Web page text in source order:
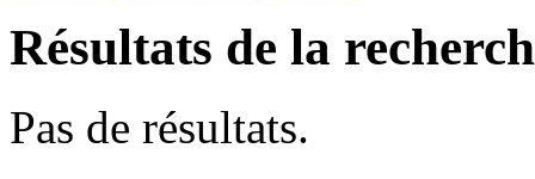
Résultats de la
Pas de résultats.